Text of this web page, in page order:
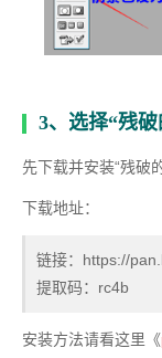
3、选择“残
先下载并安装“残破
下载地址：
链接：https://
提取码：rc4b
安装方法请看这里《